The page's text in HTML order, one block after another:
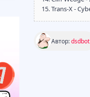
15. Trans-X -
Автор:dsdbot